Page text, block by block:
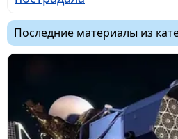
Последние материалы из